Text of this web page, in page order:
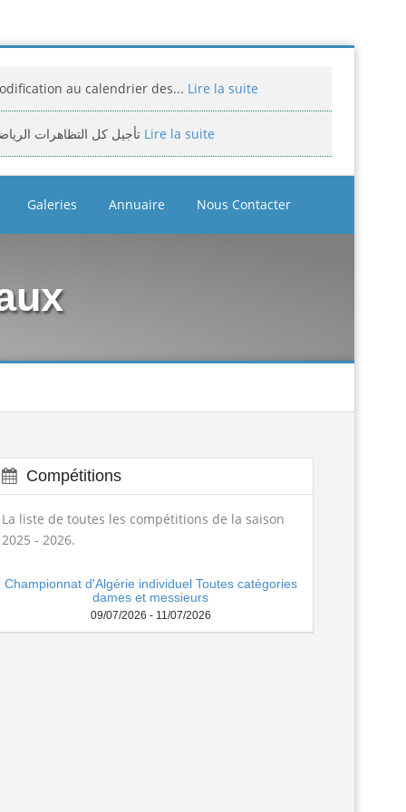
au calendrier des... Lire la suite
تأجيل كل التظاهرات Lire la suite
des compétitions...Lire la suite
aux compétitions...
إعلانعن فتح تسجيلات لتكوينLire la suite
الجمعية العامة العادية لسنة 2025Lire la suite
des arbitres 2025-2026
تسديد حقوق الإنخراط البطولة الوطنية... Lire la suite
منح تكوين بكلية علوم الرياضة...Lire la suite
Galeries Annuaire Nous Contacter
Compétitions
La liste de toutes les compétitions de la saison
2025 - 2026.
Championnat d'Algérie individuel Toutes catégories
dames et messieurs
09/07/2026 - 11/07/2026